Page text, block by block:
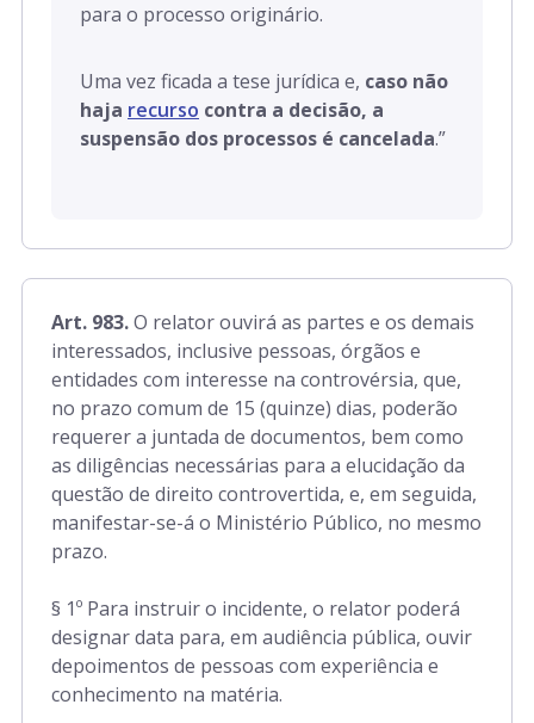
para o processo originário.
Uma vez ficada a tese jurídica e, caso não
haja recurso contra a decisão, a
suspensão dos processos é cancelada.”
Art. 983.O relator ouvirá as partes e os demais
interessados, inclusive pessoas, órgãos e
entidades com interesse na controvérsia, que,
no prazo comum de 15 (quinze) dias, poderão
requerer a juntada de documentos, bem como
as diligências necessárias para a elucidação da
questão de direito controvertida, e, em seguida,
manifestar-se-á o Ministério Público, no mesmo
prazo.
§ 1º Para instruir o incidente, o relator poderá
designar data para, em audiência pública, ouvir
depoimentos de pessoas com experiência e
conhecimento na matéria.